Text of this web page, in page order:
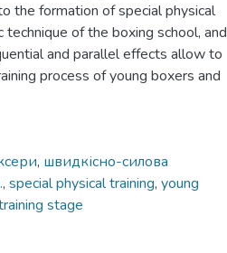
the formation of special physical
of the boxing school, and
and parallel effects allow to
process of young boxers and
, швидкісно-силова
, special physical training, young
stage